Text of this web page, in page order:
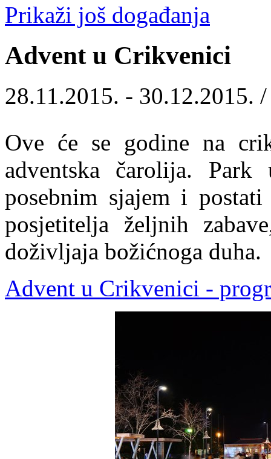
Prikaži još događanja
Advent u Crikvenici
28.11.2015. - 30.12.2015.
Ove će se godine na
adventska čarolija.
posebnim sjajem i
posjetitelja željnih
doživljaja božićnoga duha.
Advent u Crikvenici -